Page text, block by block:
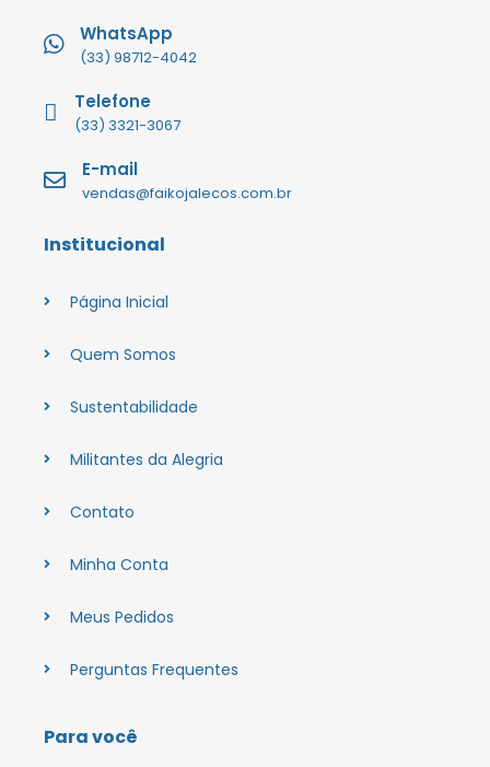
WhatsApp
(33) 98712-4042
Telefone
(33) 3321-3067
E-mail
vendas@faikojalecos.com.br
Institucional
Página Inicial
Quem Somos
Sustentabilidade
Militantes da Alegria
Contato
Minha Conta
Meus Pedidos
Perguntas Frequentes
Para você